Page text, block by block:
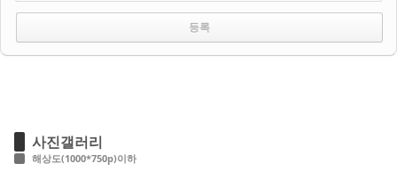
사진갤러리
해상도(1000*750p)이하